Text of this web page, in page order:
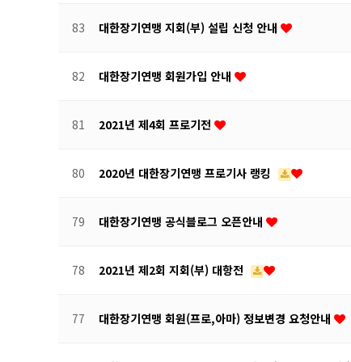
83 대한장기연맹 지회(부) 설립 신청 안내
82 대한장기연맹 회원가입 안내
81 2021년 제4회 프로기전
80 2020년 대한장기연맹 프로기사 랭킹
79 대한장기연맹 공식블로그 오픈안내
78 2021년 제2회 지회(부) 대항전
77 대한장기연맹 회원(프로,아마) 정보변경 요청안내